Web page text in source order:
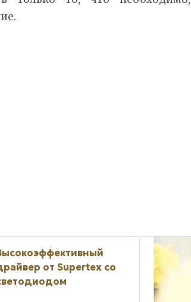
от Supertex со